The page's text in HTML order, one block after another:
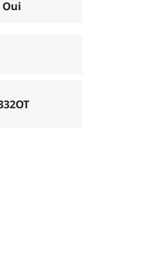
Oui
Les chemins
un vélo semi
descente est